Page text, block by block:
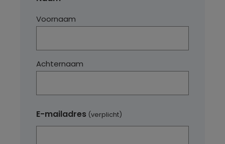
Voornaam
Achternaam
E-mailadres (verplicht)